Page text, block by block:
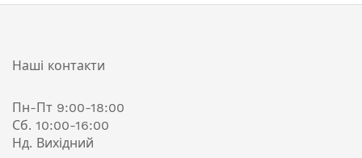
Наші контакти
Пн-Пт 9:00-18:00
Сб. 10:00-16:00
Нд. Вихідний